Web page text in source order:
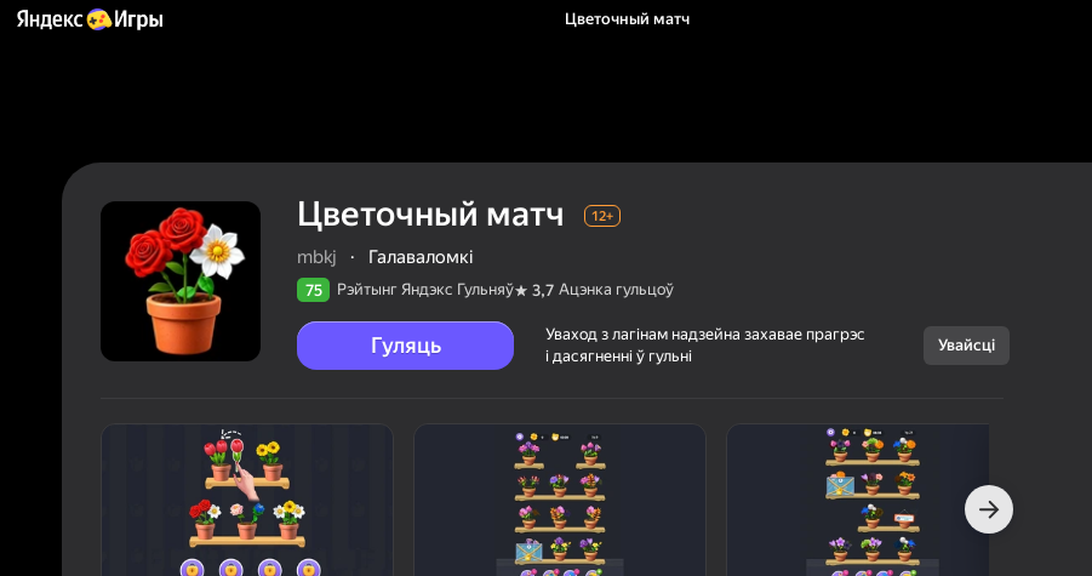
Цветочный матч
mbkj
Галаваломкі
Рэйтынг Яндэкс Гульняў
Ацэнка гульцоў
Цветочный матч 12+
mbkj · Галаваломкі
75 Рэйтынг Яндэкс Гульняў 3,7 Ацэнка гульцоў
Гуляць
Уваход з лагінам надзейна захавае прагрэс
і дасягненні ў гульні
Увайсці